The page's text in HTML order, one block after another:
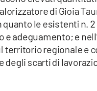
di Gioia
le esistenti n.
adeguamento; e
territorio regionale e
degli scarti di